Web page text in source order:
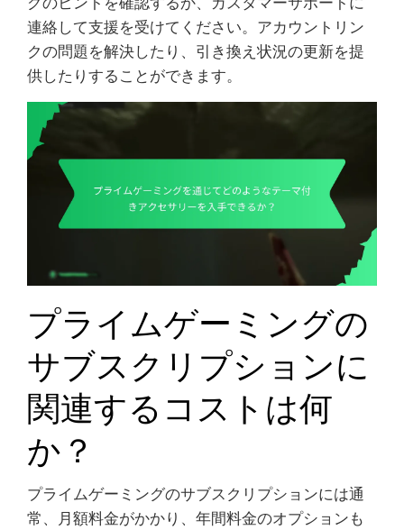
連絡して支援を受けてください。アカウントリン
クの問題を解決したり、引き換え状況の更新を提
供したりすることができます。
プライムゲーミングの
サブスクリプションに
関連するコストは何
か？
プライムゲーミングのサブスクリプションには通
常、月額料金がかかり、年間料金のオプションも